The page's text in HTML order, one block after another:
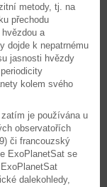
metody, tj. na
přechodu
a
dojde k nepatrnému
jasnosti hvězdy
kolem svého
je používána u
observatořích
či francouzský
ExoPlanetSat se
dalekohledy,